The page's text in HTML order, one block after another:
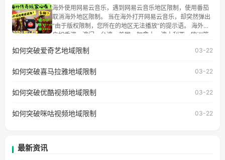
朋友们，使用番茄回国加速器，即可解决「海外用户收听腾
讯视频地区版权限制」的问题，无论人在香港、澳门、台
湾、美国、加拿大、澳大利亚、欧洲等国家和地区工作、留
学、定居等，都可以使用，不再因地区和版权限制所困扰。
海外使用网易云音乐，遇到网易云音乐地区限制，使用番茄
取消海外地区限制。 当在海外打开网易云音乐，却突然弹出
“由于版权限制，您所在的地区无法播放”的提示语。 海外用
户如香港、澳门、台湾、美国、加拿大、澳大利亚、欧洲等
地区及版权限制问题，且仅能在中国大陆地区播放。 遇到这
户收听网易云音乐地区版权限制」的问题，无论人在香港、
工作、留学、定居等，都可以使用，不再因地区和版权限制
所困扰。
如何突破爱奇艺地域限制 03-22
如何突破喜马拉雅地域限制 03-22
如何突破优酷视频地域限制 03-22
如何突破咪咕视频地域限制 03-22
最新资讯